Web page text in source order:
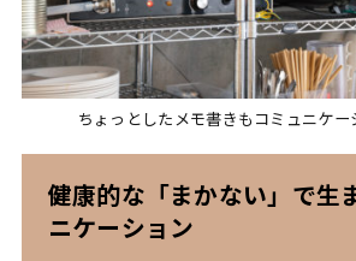
ちょっとしたメモ書きもコミュニケー
健康的な「まかない」で生
ニケーション